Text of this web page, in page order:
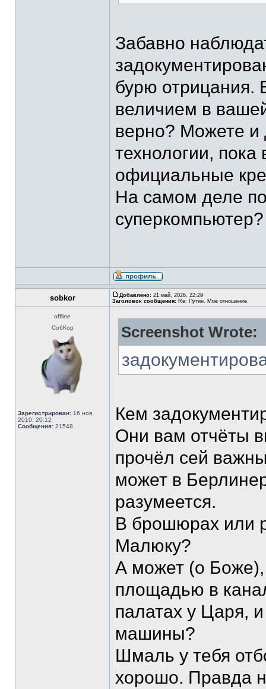
Забавно
бурю отрицания.
величием в
верно? Можете
технологии,
официальные
На самом деле
sobkor Добавлено: 21 май, 2026, 22:29
Заголовок сообщения: Re: Путин. Моё отношение.
offline
СобКор
Зарегистрирован: 16 ноя,
2010, 20:12
Сообщения: 21548
Screenshot Wrote:
Кем
Они вам отчёты
прочёл сей
может в
разумеется.
В брошюрах или
Малюку?
А может (о Боже),
площадью в
палатах у Царя,
машины?
Шмаль у тебя
хорошо. Правда